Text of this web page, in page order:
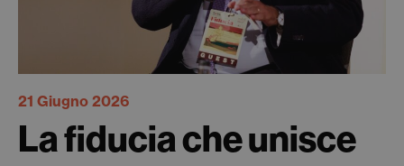
21 Giugno 2026
La fiducia che unisce